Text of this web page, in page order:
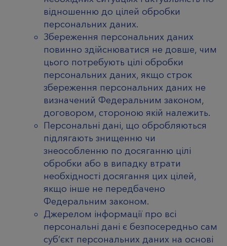
відношенню до цілей обробки
персональних даних.
Збереження персональних даних
повинно здійснюватися не довше, чим
цього потребують цілі обробки
персональних даних, якщо строк
збереження персональних даних не
визначений Федеральним законом,
договором, стороною якій належить.
Персональні дані, що обробляються
підлягають знищенню чи
знеособленню по досяганню цілі
обробки або в випадку втрати
необхідності досягання цих цілей,
якщо інше не передбачено
Федеральним законом.
Джерелом інформації про всі
персональні дані є безпосередньо сам
суб’єкт персональних даних на основі